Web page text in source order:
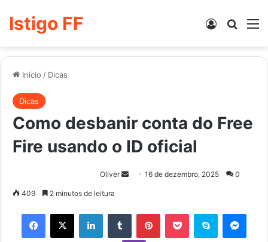
Istigo FF Entrar
Início / Dicas
Dicas
Como desbanir conta do Free
Fire usando o ID oficial
Oliver
Mande
mail
16 de dezembro, 2025 0
409 2 minutos de leitura
Facebook
X LinkedinTumblr PinterestPocket Skype
Viber